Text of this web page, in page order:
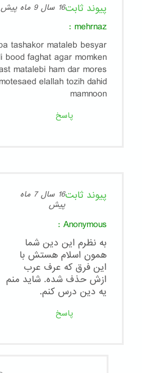
پیوند ثابت16 سال 9 ماه پیش
mehrnaz
:
tashakor mataleb besyar
bood faghat agar momken
matalebi ham dar mores
motesaed elallah tozih dahid
mamnoon
پاسخ
پیوند ثابت
16 سال 7 ماه
پیش
Anonymous
:
به نظرم این دین شما
همون اسلام هستش با
این فرق که عرف عرب
ازش حذف شده. شاید منم
یه دین درس کنم.
پاسخ